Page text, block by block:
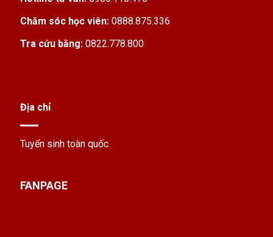
Chăm sóc học viên: 0888.875.336
Tra cứu bằng: 0822.778.800
Địa chỉ
Tuyển sinh toàn quốc
FANPAGE